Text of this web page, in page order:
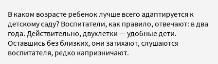
В каком возрасте ребенок лучше всего адаптируется к
детскому саду? Воспитатели, как правило, отвечают: в два
года. Действительно, двухлетки — удобные дети.
Оставшись без близких, они затихают, слушаются
воспитателя, редко капризничают.